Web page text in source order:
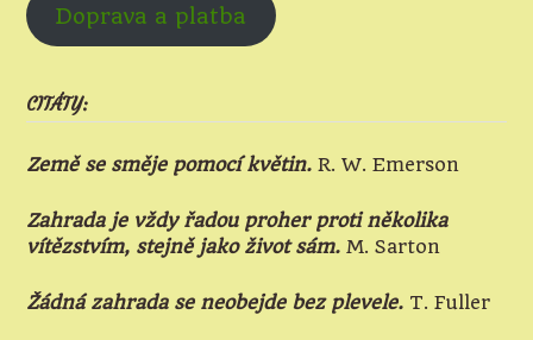
Doprava a platba
CITÁTY:
Země se směje pomocí květin. R. W. Emerson
Zahrada je vždy řadou proher proti několika
vítězstvím, stejně jako život sám. M. Sarton
Žádná zahrada se neobejde bez plevele. T. Fuller